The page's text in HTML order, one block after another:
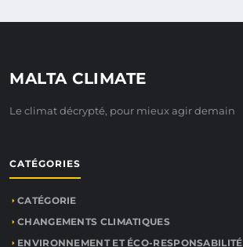
MALTA CLIMATE
Le climat décrypté, pour mieux agir demain
CATÉGORIES
CATÉGORIE
CHANGEMENTS CLIMATIQUES
ENVIRONNEMENT ET ÉCO-RESPONSABILITÉ